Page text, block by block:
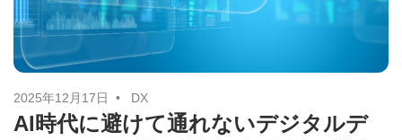
す。
2025年12月17日 DX
AI時代に避けて通れないデジタルデ